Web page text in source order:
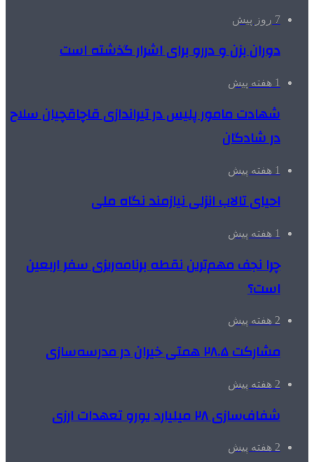
7 روز پیش
دوران بزن و دررو برای اشرار گذشته است
1 هفته پیش
شهادت مامور پلیس در تیراندازی قاچاقچیان سلاح
در شادگان
1 هفته پیش
احیای تالاب انزلی نیازمند نگاه ملی
1 هفته پیش
چرا نجف مهم‌ترین نقطه برنامه‌ریزی سفر اربعین
است؟
2 هفته پیش
مشارکت ۲۸.۵ همتی خیران در مدرسه‌سازی
2 هفته پیش
شفاف‌سازی ۲۸ میلیارد یورو تعهدات ارزی
2 هفته پیش